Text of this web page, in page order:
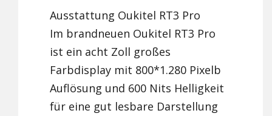
Ausstattung Oukitel RT3 Pro
Im brandneuen Oukitel RT3 Pro
ist ein acht Zoll großes
Farbdisplay mit 800*1.280 Pixelb
Auflösung und 600 Nits Helligkeit
für eine gut lesbare Darstellung